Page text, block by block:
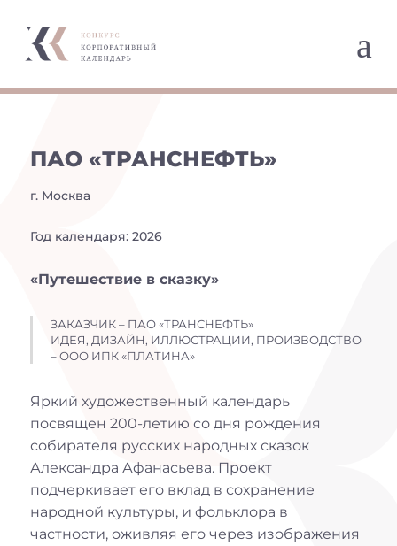
a
ПАО «ТРАНСНЕФТЬ»
г. Москва
Год календаря: 2026
«Путешествие в сказку»
ЗАКАЗЧИК – ПАО «ТРАНСНЕФТЬ»
ИДЕЯ, ДИЗАЙН, ИЛЛЮСТРАЦИИ, ПРОИЗВОДСТВО
– ООО ИПК «ПЛАТИНА»
Яркий художественный календарь
посвящен 200-летию со дня рождения
собирателя русских народных сказок
Александра Афанасьева. Проект
подчеркивает его вклад в сохранение
народной культуры, и фольклора в
частности, оживляя его через изображения